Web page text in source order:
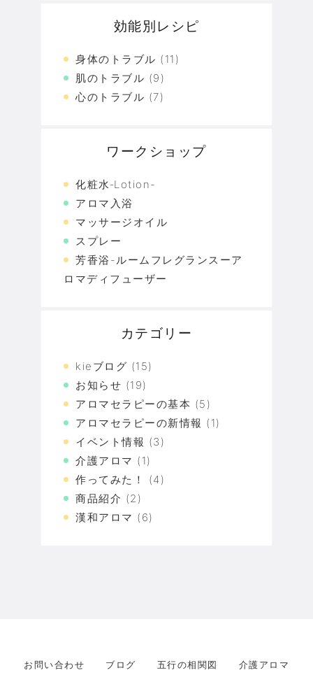
効能別レシピ
身体のトラブル (11)
肌のトラブル (9)
心のトラブル (7)
ワークショップ
化粧水‐Lotion-
アロマ入浴
マッサージオイル
スプレー
芳香浴-ルームフレグランスーア
ロマディフューザー
カテゴリー
kieブログ (15)
お知らせ (19)
アロマセラピーの基本 (5)
アロマセラピーの新情報 (1)
イベント情報 (3)
介護アロマ (1)
作ってみた！
(4)
商品紹介 (2)
漢和アロマ (6)
お問い合わせ ブログ 五行の相関図 介護アロマ